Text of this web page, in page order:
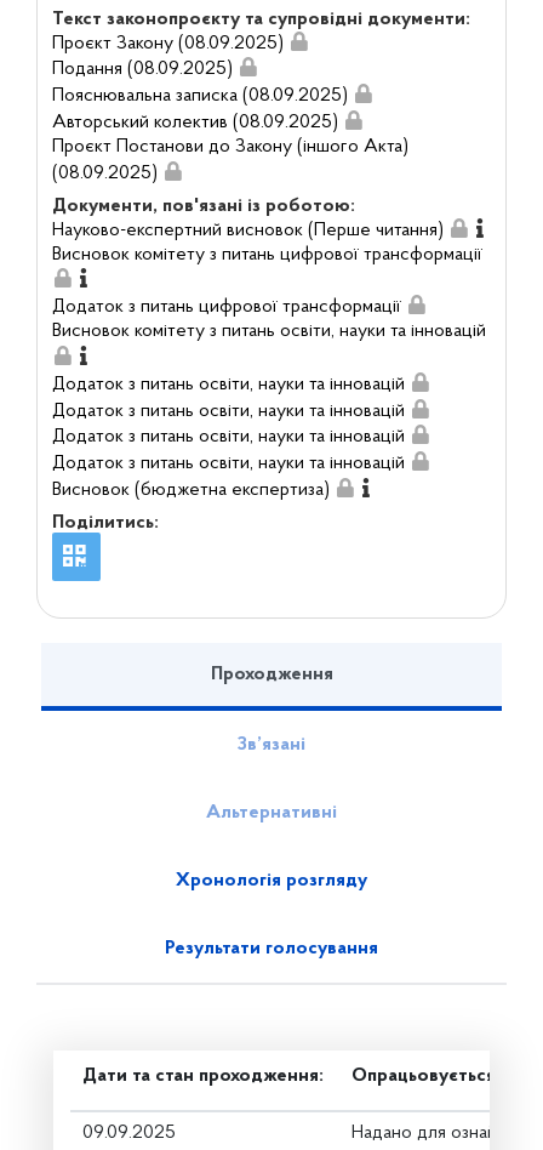
Текст законопроєкту та супровідні документи:
Проєкт Закону (08.09.2025)
Подання (08.09.2025)
Пояснювальна записка (08.09.2025)
Авторський колектив (08.09.2025)
Проєкт Постанови до Закону (іншого Акта)
(08.09.2025)
Документи, пов'язані із роботою:
Науково-експертний висновок (Перше читання)
Висновок комітету з питань цифрової трансформації
Додаток з питань цифрової трансформації
Висновок комітету з питань освіти, науки та інновацій
Додаток з питань освіти, науки та інновацій
Додаток з питань освіти, науки та інновацій
Додаток з питань освіти, науки та інновацій
Додаток з питань освіти, науки та інновацій
Висновок (бюджетна експертиза)
Поділитись:
Проходження
Зв’язані
Альтернативні
Хронологія розгляду
Результати голосування
Дати та стан проходження: Опрацьовується в
09.09.2025 Надано для